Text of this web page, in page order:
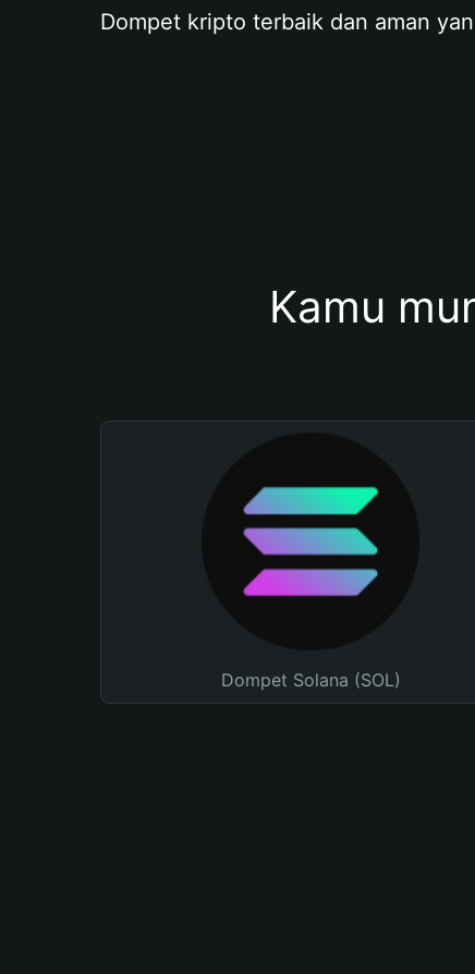
Dompet kripto terbaik dan aman
Kamu
Dompet Solana (SOL)